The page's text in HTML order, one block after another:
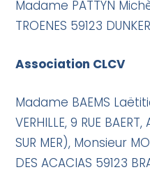
Madame PATTYN
TROENES 59123
Association CLCV
Madame BAEMS
VERHILLE, 9 RUE
SUR MER), Monsieur
DES ACACIAS 59123